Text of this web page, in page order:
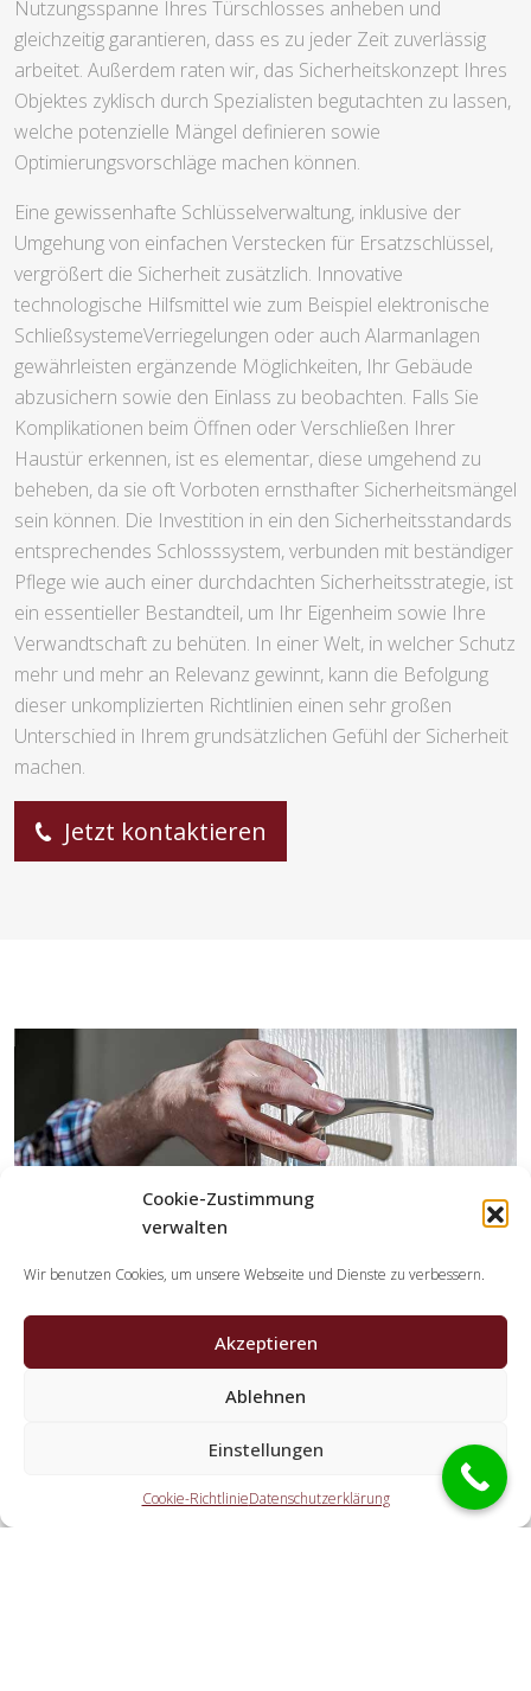
Cookie-Zustimmung
verwalten
Wir benutzen Cookies, um unsere Webseite und Dienste zu verbessern.
Akzeptieren
Ablehnen
Einstellungen
Cookie-RichtlinieDatenschutzerklärung
Nutzungsspanne Ihres Türschlosses anheben und
gleichzeitig garantieren, dass es zu jeder Zeit zuverlässig
arbeitet. Außerdem raten wir, das Sicherheitskonzept Ihres
Objektes zyklisch durch Spezialisten begutachten zu lassen,
welche potenzielle Mängel definieren sowie
Optimierungsvorschläge machen können.
Eine gewissenhafte Schlüsselverwaltung, inklusive der
Umgehung von einfachen Verstecken für Ersatzschlüssel,
vergrößert die Sicherheit zusätzlich. Innovative
technologische Hilfsmittel wie zum Beispiel elektronische
SchließsystemeVerriegelungen oder auch Alarmanlagen
gewährleisten ergänzende Möglichkeiten, Ihr Gebäude
abzusichern sowie den Einlass zu beobachten. Falls Sie
Komplikationen beim Öffnen oder Verschließen Ihrer
Haustür erkennen, ist es elementar, diese umgehend zu
beheben, da sie oft Vorboten ernsthafter Sicherheitsmängel
sein können. Die Investition in ein den Sicherheitsstandards
entsprechendes Schlosssystem, verbunden mit beständiger
Pflege wie auch einer durchdachten Sicherheitsstrategie, ist
ein essentieller Bestandteil, um Ihr Eigenheim sowie Ihre
Verwandtschaft zu behüten. In einer Welt, in welcher Schutz
mehr und mehr an Relevanz gewinnt, kann die Befolgung
dieser unkomplizierten Richtlinien einen sehr großen
Unterschied in Ihrem grundsätzlichen Gefühl der Sicherheit
machen.
Jetzt kontaktieren
Welche Aufgaben erledigen die Partner der
Die Partner übernehmen jegliche Aufgaben, welche Sie von